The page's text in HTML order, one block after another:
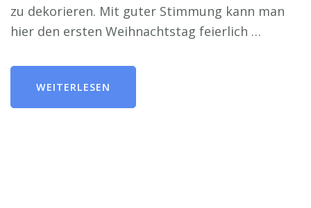
zu dekorieren. Mit guter Stimmung kann man
hier den ersten Weihnachtstag feierlich …
WEITERLESEN